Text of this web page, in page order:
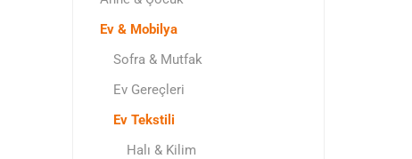
Ev & Mobilya
Sofra & Mutfak
Ev Gereçleri
Ev Tekstili
Halı & Kilim